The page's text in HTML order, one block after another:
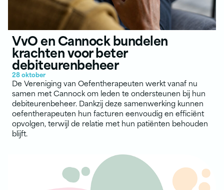
VvO en Cannock bundelen
krachten voor beter
debiteurenbeheer
28 oktober
De Vereniging van Oefentherapeuten werkt vanaf nu
samen met Cannock om leden te ondersteunen bij hun
debiteurenbeheer. Dankzij deze samenwerking kunnen
oefentherapeuten hun facturen eenvoudig en efficiënt
opvolgen, terwijl de relatie met hun patiënten behouden
blijft.